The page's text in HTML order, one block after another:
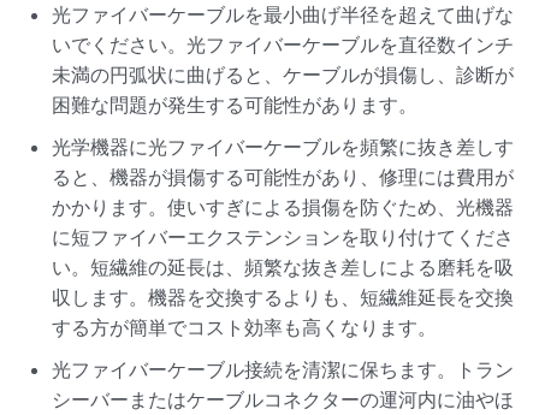
光ファイバーケーブルを最小曲げ半径を超えて曲げな
いでください。光ファイバーケーブルを直径数インチ
未満の円弧状に曲げると、ケーブルが損傷し、診断が
困難な問題が発生する可能性があります。
光学機器に光ファイバーケーブルを頻繁に抜き差しす
ると、機器が損傷する可能性があり、修理には費用が
かかります。使いすぎによる損傷を防ぐため、光機器
に短ファイバーエクステンションを取り付けてくださ
い。短繊維の延長は、頻繁な抜き差しによる磨耗を吸
収します。機器を交換するよりも、短繊維延長を交換
する方が簡単でコスト効率も高くなります。
光ファイバーケーブル接続を清潔に保ちます。トラン
シーバーまたはケーブルコネクターの運河内に油やほ